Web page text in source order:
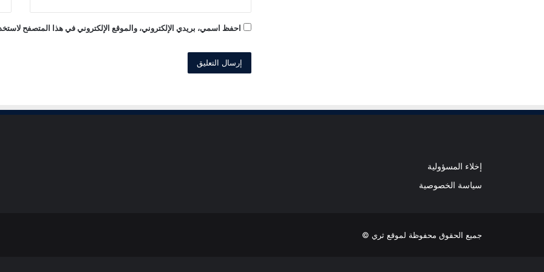
احفظ اسمي، بريدي الإلكتروني، والموقع الإلكتروني في هذا المتصفح
إخلاء المسؤولية
سياسة الخصوصية
جميع الحقوق محفوظة لموقع ثري ©